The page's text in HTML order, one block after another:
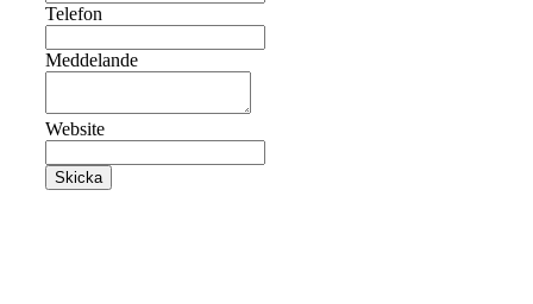
Telefon
Meddelande
Website
Skicka